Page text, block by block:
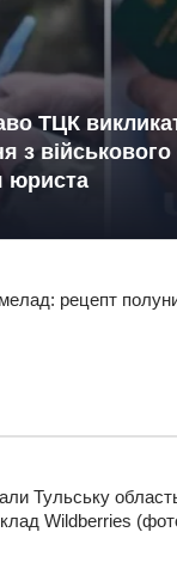
ТЦК
з військового
юриста
рецепт
Тульську
Wildberries